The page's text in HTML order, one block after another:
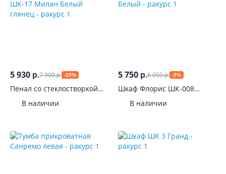
5 930 р.7 900р. -25%
Пенал со стеклостворкой
глянец
В наличии
5 750 р.6 050р. -5%
Шкаф Флорис ШК-008
В наличии